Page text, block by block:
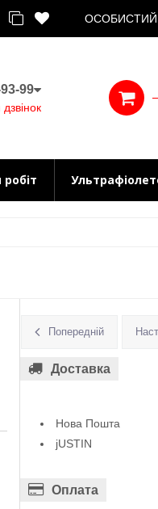
ОСОБИСТИЙ
99
Попередній
Доставка
Нова Пошта
jUSTIN
Оплата